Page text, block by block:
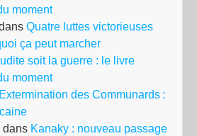
moment
Quatre luttes victorieuses
ça peut marcher
soit la guerre : le livre
moment
des Communards :
dans Kanaky : nouveau passage